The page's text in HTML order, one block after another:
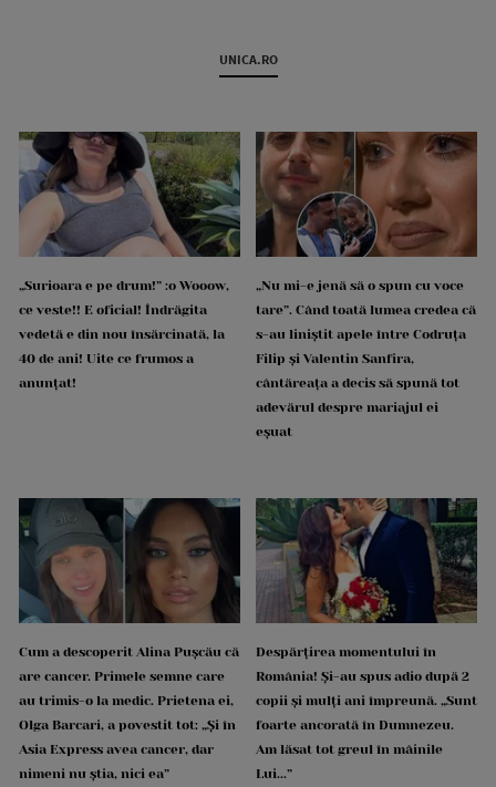
UNICA.RO
„Surioara e pe drum!” :o Wooow,
ce veste!! E oficial! Îndrăgita
vedetă e din nou însărcinată, la
40 de ani! Uite ce frumos a
anunțat!
„Nu mi-e jenă să o spun cu voce
tare”. Când toată lumea credea că
s-au liniștit apele între Codruța
Filip și Valentin Sanfira,
cântăreața a decis să spună tot
adevărul despre mariajul ei
eșuat
Cum a descoperit Alina Pușcău că
are cancer. Primele semne care
au trimis-o la medic. Prietena ei,
Olga Barcari, a povestit tot: „Și în
Asia Express avea cancer, dar
nimeni nu știa, nici ea”
Despărțirea momentului în
România! Și-au spus adio după 2
copii și mulți ani împreună. „Sunt
foarte ancorată în Dumnezeu.
Am lăsat tot greul în mâinile
Lui...”